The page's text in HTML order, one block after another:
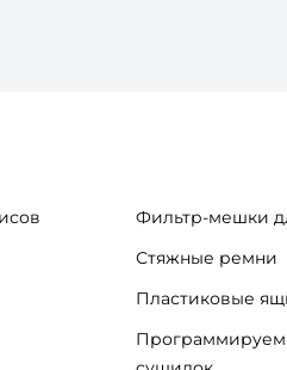
Фильтр-мешки
Стяжные ремни
Пластиковые